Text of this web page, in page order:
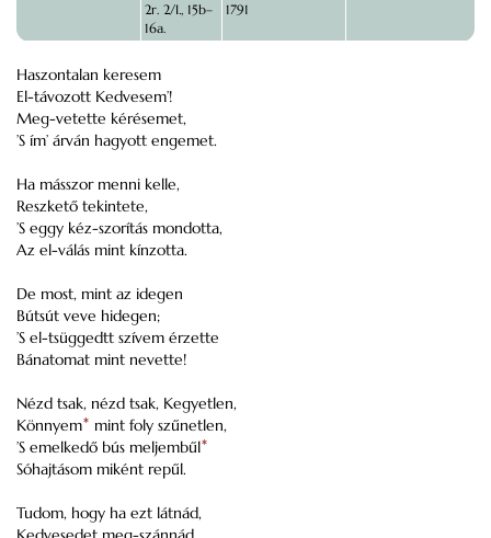
2r. 2/I., 15b–
16a.
1791
Haszontalan keresem
El-távozott Kedvesem’!
Meg-vetette kérésemet,
’S ím’ árván hagyott engemet.
Ha másszor menni kelle,
Reszkető tekintete,
’S eggy kéz-szorítás mondotta,
Az el-válás mint kínzotta.
De most, mint az idegen
Bútsút veve hidegen;
’S el-tsüggedtt szívem érzette
Bánatomat mint nevette!
Nézd tsak, nézd tsak, Kegyetlen,
Könnyem* mint foly szűnetlen,
’S emelkedő bús meljembűl*
Sóhajtásom miként repűl.
Tudom, hogy ha ezt látnád,